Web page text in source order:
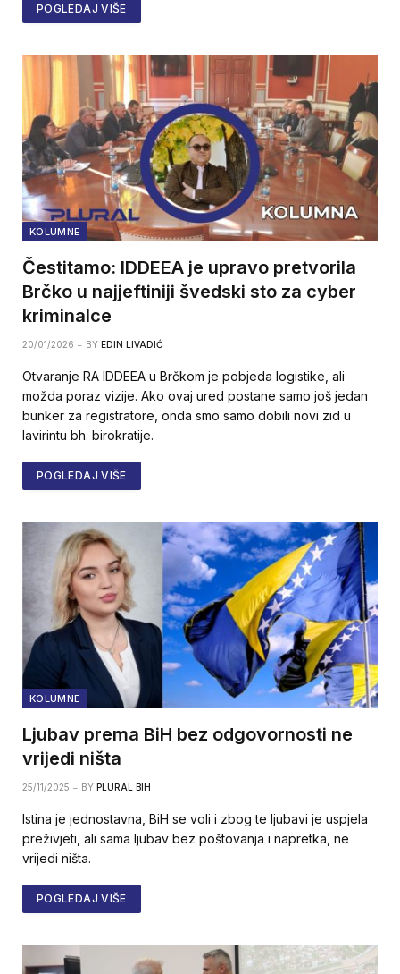
POGLEDAJ VIŠE
KOLUMNE
Čestitamo: IDDEEA je upravo pretvorila
Brčko u najjeftiniji švedski sto za cyber
kriminalce
20/01/2026 BY EDIN LIVADIĆ
Otvaranje RA IDDEEA u Brčkom je pobjeda logistike, ali
možda poraz vizije. Ako ovaj ured postane samo još jedan
bunker za registratore, onda smo samo dobili novi zid u
lavirintu bh. birokratije.
POGLEDAJ VIŠE
KOLUMNE
Ljubav prema BiH bez odgovornosti ne
vrijedi ništa
25/11/2025 BY PLURAL BIH
Istina je jednostavna, BiH se voli i zbog te ljubavi je uspjela
preživjeti, ali sama ljubav bez poštovanja i napretka, ne
vrijedi ništa.
POGLEDAJ VIŠE